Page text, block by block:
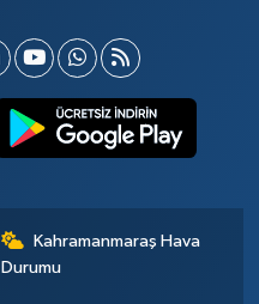
Kahramanmaraş Hava
Durumu